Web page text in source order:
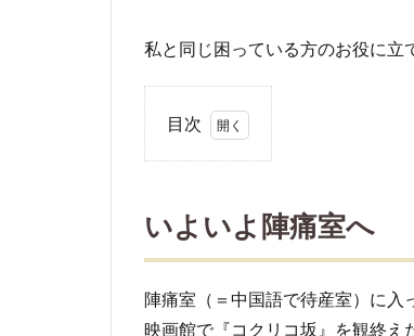
私と同じ困っている方のお役に立
目次
い
よ
陣
痛
いよいよ陣痛室へ
陣痛室（＝中国語で待産室）に入
映画館で『コクリコ坂』を観終え